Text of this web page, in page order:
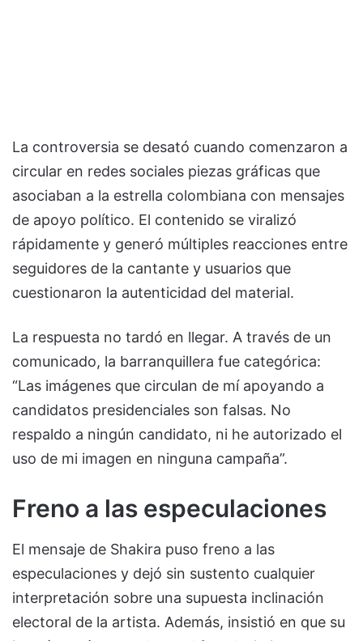
La controversia se desató cuando comenzaron a
circular en redes sociales piezas gráficas que
asociaban a la estrella colombiana con mensajes
de apoyo político. El contenido se viralizó
rápidamente y generó múltiples reacciones entre
seguidores de la cantante y usuarios que
cuestionaron la autenticidad del material.
La respuesta no tardó en llegar. A través de un
comunicado, la barranquillera fue categórica:
“Las imágenes que circulan de mí apoyando a
candidatos presidenciales son falsas. No
respaldo a ningún candidato, ni he autorizado el
uso de mi imagen en ninguna campaña”.
Freno a las especulaciones
El mensaje de Shakira puso freno a las
especulaciones y dejó sin sustento cualquier
interpretación sobre una supuesta inclinación
electoral de la artista. Además, insistió en que su